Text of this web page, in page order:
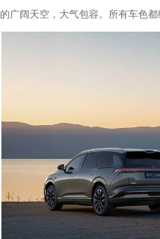
的广阔天空，大气包容。所有车色